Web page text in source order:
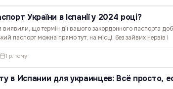
України в Іспанії у 2024 році?
що термін дії вашого закордонного паспорта
паспорт можна прямо тут, на місці, без зайвих нервів і
1 р. тому
в Испании для украинцев: Всё просто,